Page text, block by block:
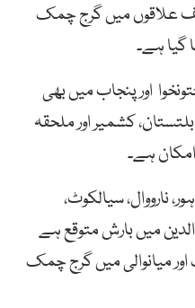
علاقوں میں گرج چمک
گیا ہے۔
اور پنجاب میں بھی
کشمیر اور ملحقہ
ہے۔
نارووال، سیالکوٹ،
الدین میں بارش متوقع ہے
میانوالی میں گرج چمک